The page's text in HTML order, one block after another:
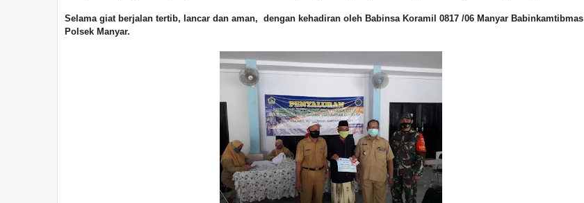
Selama giat berjalan tertib, lancar dan aman, dengan kehadiran oleh Babinsa Koramil 0817 /06 Manyar Babinkamtibmas
Polsek Manyar.